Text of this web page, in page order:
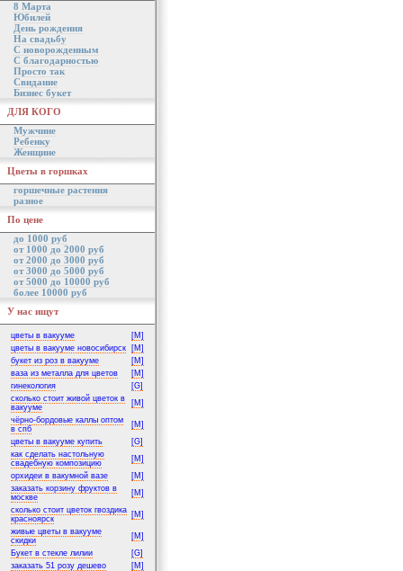
8 Марта
Юбилей
День рождения
На свадьбу
С новорожденным
С благодарностью
Просто так
Свидание
Бизнес букет
ДЛЯ КОГО
Мужчине
Ребенку
Женщине
Цветы в горшках
горшечные растения
разное
По цене
до 1000 руб
от 1000 до 2000 руб
от 2000 до 3000 руб
от 3000 до 5000 руб
от 5000 до 10000 руб
более 10000 руб
У нас ищут
цветы в вакууме
[M]
цветы в вакууме новосибирск
[M]
букет из роз в вакууме
[M]
ваза из металла для цветов
[M]
гинекология
[G]
сколько стоит живой цветок в
вакууме
[M]
чёрно-бордовые каллы оптом
в спб
[M]
цветы в вакууме купить
[G]
как сделать настольную
свадебную композицию
[M]
орхидеи в вакумной вазе
[M]
заказать корзину фруктов в
москве
[M]
сколько стоит цветок гвоздика
красноярск
[M]
живые цветы в вакууме
скидки
[M]
Букет в стекле лилии
[G]
заказать 51 розу дешево
[M]